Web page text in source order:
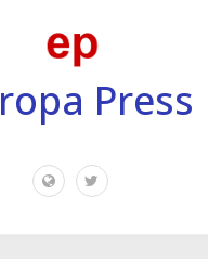
Press